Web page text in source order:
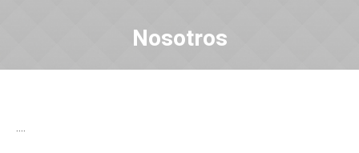
Nosotros
….